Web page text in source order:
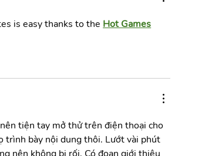
is easy thanks to the Hot Games
tiện tay mở thử trên điện thoại cho
trình bày nội dung thôi. Lướt vài phút